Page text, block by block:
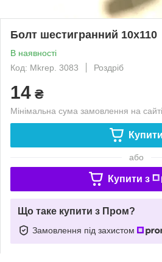
Болт шестигранний 10х110
В наявності
Код: Mkrep. 3083
Роздріб
14 ₴
Мінімальна сума замовлення на
Купити
або
Купити з
Що таке купити з Пром?
Замовлення під захистом